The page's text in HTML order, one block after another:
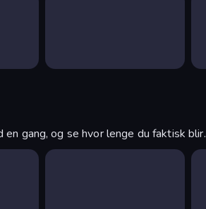
gang, og se hvor lenge du faktisk blir.